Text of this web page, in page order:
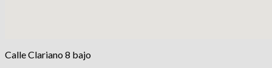
Calle Clariano 8 bajo